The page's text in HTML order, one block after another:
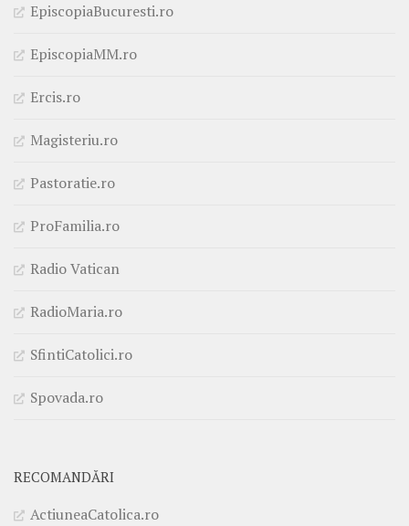
EpiscopiaBucuresti.ro
EpiscopiaMM.ro
Ercis.ro
Magisteriu.ro
Pastoratie.ro
ProFamilia.ro
Radio Vatican
RadioMaria.ro
SfintiCatolici.ro
Spovada.ro
RECOMANDĂRI
ActiuneaCatolica.ro